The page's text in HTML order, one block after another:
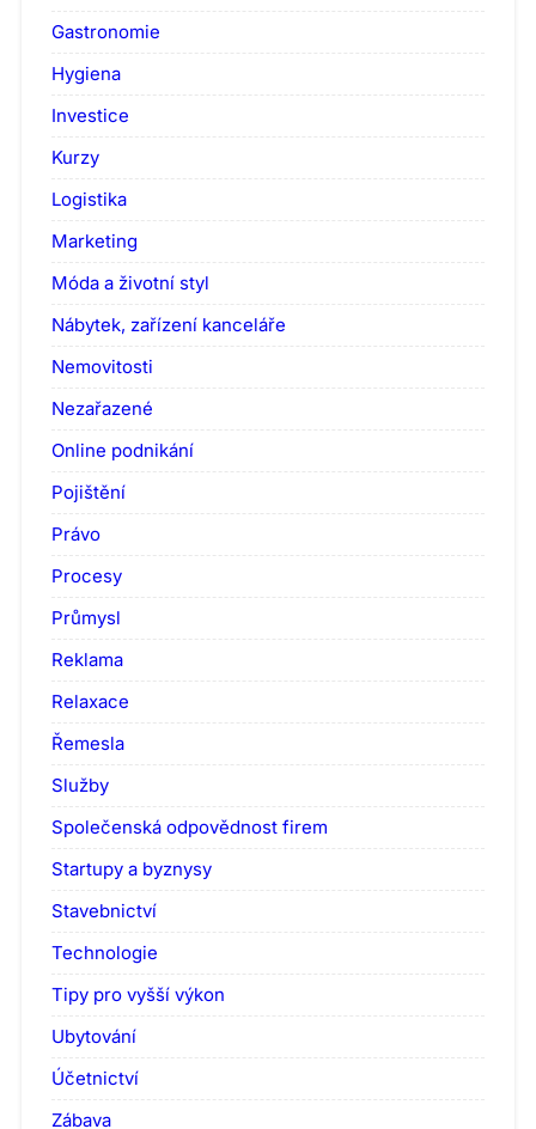
Gastronomie
Hygiena
Investice
Kurzy
Logistika
Marketing
Móda a životní styl
Nábytek, zařízení kanceláře
Nemovitosti
Nezařazené
Online podnikání
Pojištění
Právo
Procesy
Průmysl
Reklama
Relaxace
Řemesla
Služby
Společenská odpovědnost firem
Startupy a byznysy
Stavebnictví
Technologie
Tipy pro vyšší výkon
Ubytování
Účetnictví
Zábava